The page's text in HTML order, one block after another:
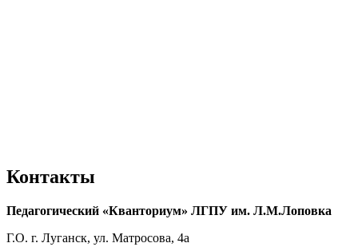
Контакты
Педагогический «Кванториум» ЛГПУ им. Л.М.Лоповка
Г.О. г. Луганск, ул. Матросова, 4а